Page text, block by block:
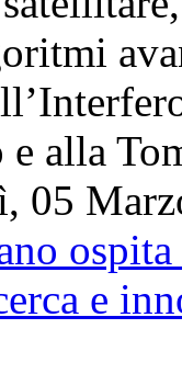
e alla
05
e